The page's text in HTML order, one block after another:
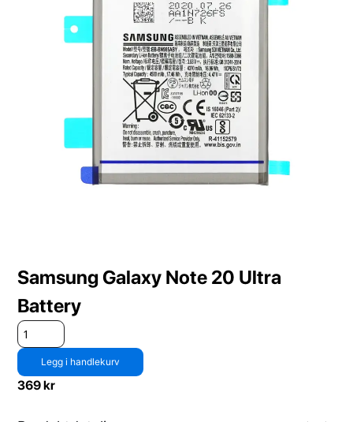
Samsung Galaxy Note 20 Ultra
Battery
Legg i handlekurv
369kr